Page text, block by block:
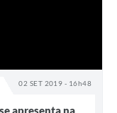
02 SET 2019 - 16h48
apresenta na